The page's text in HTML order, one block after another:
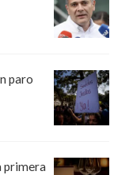
paro
primera